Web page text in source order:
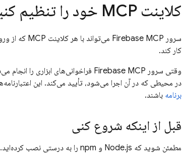
کلاینت MCP خود را تنظیم کنید
کار کند.
در محیطی که در آن اجرا می‌شود، تأیید می‌کند. این
برنامه باشند.
قبل از اینکه شروع کنی
مطمئن شوید که Node.js و npm را به درستی نصب کرده‌اید.